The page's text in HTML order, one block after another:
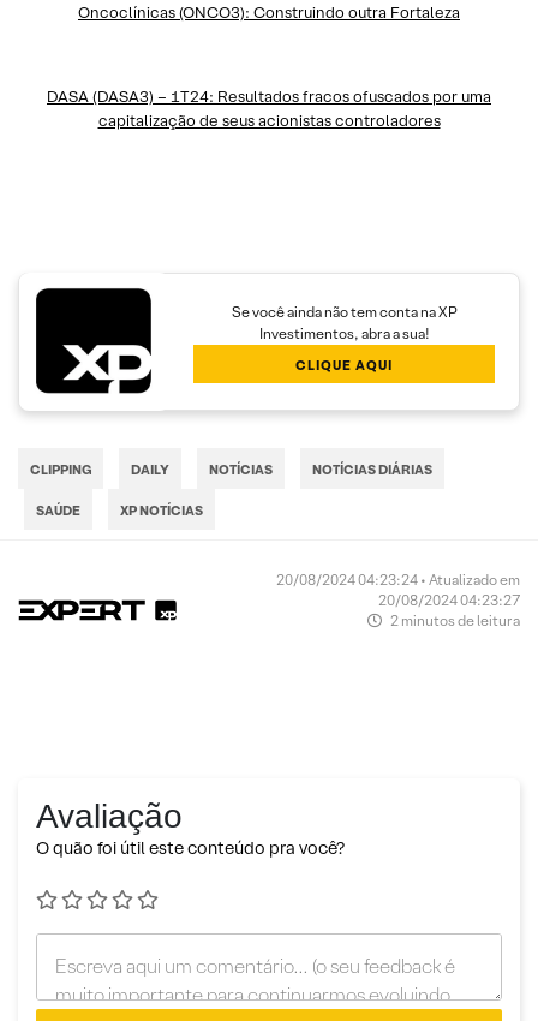
Oncoclínicas (ONCO3): Construindo outra Fortaleza
DASA (DASA3) – 1T24: Resultados fracos ofuscados por uma
capitalização de seus acionistas controladores
Se você ainda não tem conta na XP
Investimentos, abra a sua!
CLIQUE AQUI
CLIPPING DAILY NOTÍCIAS NOTÍCIAS DIÁRIAS
SAÚDE XP NOTÍCIAS
20/08/2024 04:23:24 • Atualizado em
20/08/2024 04:23:27
2 minutos de leitura
Avaliação
O quão foi útil este conteúdo pra você?